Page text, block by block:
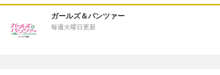
ガールズ＆パンツァー
毎週火曜日更新